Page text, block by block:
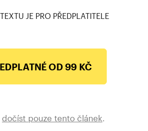
JE PRO PŘEDPLATITELE
OD 99 KČ
dočíst pouze tento článek.